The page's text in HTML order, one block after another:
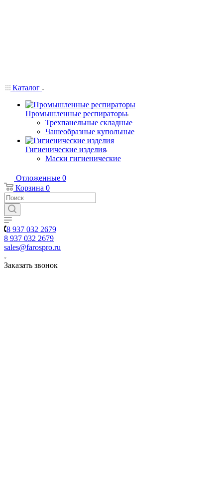
Каталог
Промышленные респираторы
Трехпанельные складные
Чашеобразные купольные
Гигиенические изделия
Маски гигиенические
Отложенные 0
Корзина 0
8 937 032 2679
8 937 032 2679
sales@farospro.ru
Заказать звонок